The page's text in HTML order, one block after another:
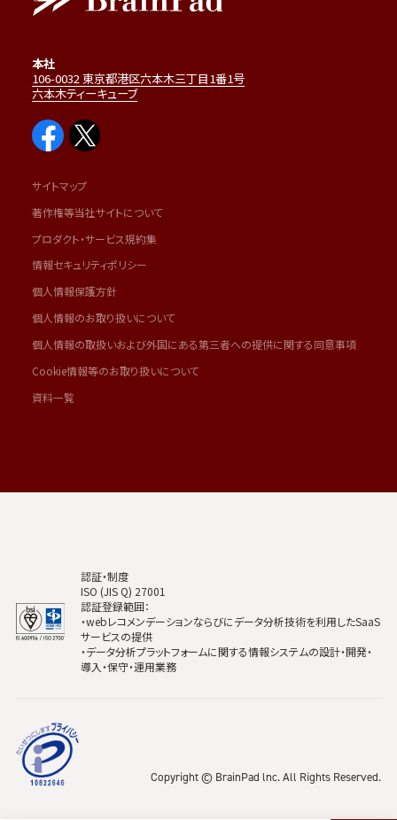
本社
106-0032 東京都港区六本木三丁目1番1号
六本木ティーキューブ
サイトマップ
著作権等当社サイトについて
プロダクト・サービス規約集
情報セキュリティポリシー
個人情報保護方針
個人情報のお取り扱いについて
個人情報の取扱いおよび外国にある第三者への提供に関する同意事項
Cookie情報等のお取り扱いについて
資料一覧
認証・制度
ISO (JIS Q) 27001
認証登録範囲：
・webレコメンデーションならびにデータ分析技術を利用したSaaS
サービスの提供
・データ分析プラットフォームに関する情報システムの設計・開発・
導入・保守・運用業務
Copyright © BrainPad lnc. All Rights Reserved.